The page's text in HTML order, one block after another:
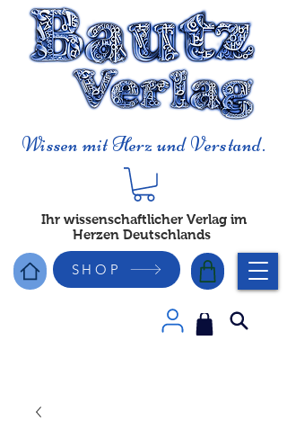
Wissen mit Herz und Verstand.
Ihr wissenschaftlicher Verlag im
Herzen Deutschlands
SHOP